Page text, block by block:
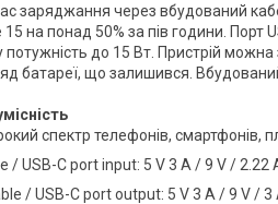
заряджання через вбудований
на понад 50% за пів години. Порт
потужність до 15 Вт. Пристрій
батареї, що залишився.
спектр телефонів, смартфонів,
/ USB-C port input: 5 V 3 A / 9 V / 2.22
/ USB-C port output: 5 V 3 A / 9 V /